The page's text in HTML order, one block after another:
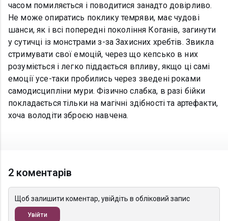
часом помиляється і поводитися занадто довірливо.
Не може опиратись поклику темряви, має чудові
шанси, як і всі попередні покоління Коганів, загинути
у сутичці із монстрами з-за Захисних хребтів. Звикла
стримувати свої емоцій, через що кепсько в них
розуміється і легко піддається впливу, якщо ці самі
емоції усе-таки пробились через зведені роками
самодисципліни мури. Фізично слабка, в разі бійки
покладається тільки на магічні здібності та артефакти,
хоча володіти зброєю навчена.
2 коментарів
Щоб залишити коментар, увійдіть в обліковий запис
Увійти